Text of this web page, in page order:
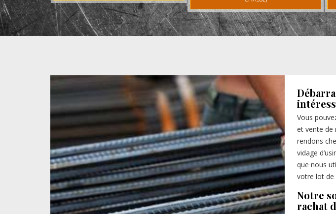
Vous
et vente de
rendons
vidage
que nous
votre lot de
Notre
rachat